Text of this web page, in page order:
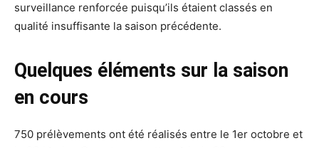
surveillance renforcée puisqu’ils étaient classés en
qualité insuffisante la saison précédente.
Quelques éléments sur la saison
en cours
750 prélèvements ont été réalisés entre le 1er octobre et